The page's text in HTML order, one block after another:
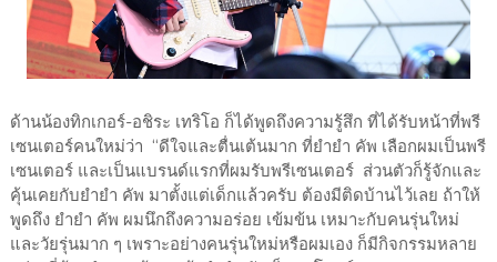
ด้านน้องทิกเกอร์-อชิระ เทริโอ ก็ได้พูดถึงความรู้สึก ที่ได้รับหน้าที่พรี
เซนเตอร์คนใหม่ว่า “ดีใจและตื่นเต้นมาก ที่ยำยำ คัพ เลือกผมเป็นพรี
เซนเตอร์ และเป็นแบรนด์แรกที่ผมรับพรีเซนเตอร์ ส่วนตัวก็รู้จักและ
คุ้นเคยกับยำยำ คัพ มาตั้งแต่เด็กแล้วครับ ต้องมีติดบ้านไว้เลย ถ้าให้
พูดถึง ยำยำ คัพ ผมนึกถึงความอร่อย เข้มข้น เหมาะกับคนรุ่นใหม่
และวัยรุ่นมาก ๆ เพราะอย่างคนรุ่นใหม่หรือผมเอง ก็มีกิจกรรมหลาย